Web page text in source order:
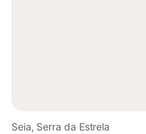
Seia, Serra da Estrela